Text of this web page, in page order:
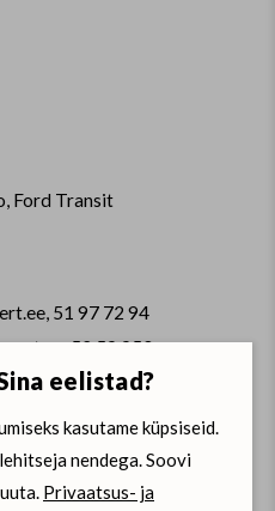
Ford Transit
51 97 72 94
52 59 950
AUTOSERT - Kutselise
Pärnu maantee,
eelistad?
kasutame küpsiseid.
nendega. Soovi
Privaatsus- ja